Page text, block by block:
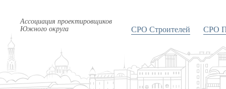
Ассоциация проектировщиков
Южного округа СРО Строителей СРО